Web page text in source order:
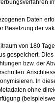
Daten
Besetzung der
von 180
gespeichert.
bzw. der
In
ohne